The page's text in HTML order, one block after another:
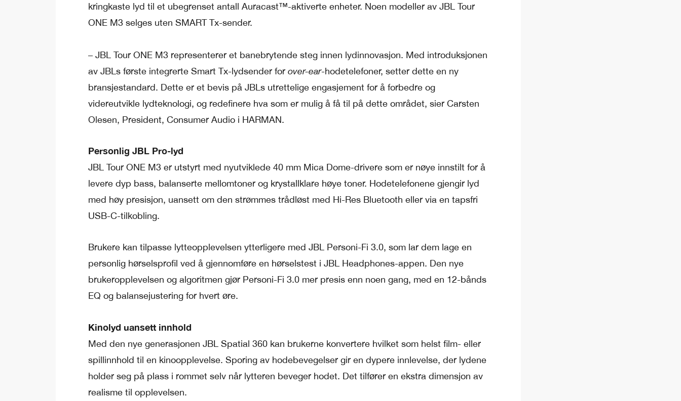
kringkaste lyd til et ubegrenset antall Auracast™-aktiverte enheter. Noen modeller av JBL Tour
ONE M3 selges uten SMART Tx-sender.
– JBL Tour ONE M3 representerer et banebrytende steg innen lydinnovasjon. Med introduksjonen
av JBLs første integrerte Smart Tx-lydsender for over-ear-hodetelefoner, setter dette en ny
bransjestandard. Dette er et bevis på JBLs utrettelige engasjement for å forbedre og
videreutvikle lydteknologi, og redefinere hva som er mulig å få til på dette området, sier Carsten
Olesen, President, Consumer Audio i HARMAN.
Personlig JBL Pro-lyd
JBL Tour ONE M3 er utstyrt med nyutviklede 40 mm Mica Dome-drivere som er nøye innstilt for å
levere dyp bass, balanserte mellomtoner og krystallklare høye toner. Hodetelefonene gjengir lyd
med høy presisjon, uansett om den strømmes trådløst med Hi-Res Bluetooth eller via en tapsfri
USB-C-tilkobling.
Brukere kan tilpasse lytteopplevelsen ytterligere med JBL Personi-Fi 3.0, som lar dem lage en
personlig hørselsprofil ved å gjennomføre en hørselstest i JBL Headphones-appen. Den nye
brukeropplevelsen og algoritmen gjør Personi-Fi 3.0 mer presis enn noen gang, med en 12-bånds
EQ og balansejustering for hvert øre.
Kinolyd uansett innhold
Med den nye generasjonen JBL Spatial 360 kan brukerne konvertere hvilket som helst film- eller
spillinnhold til en kinoopplevelse. Sporing av hodebevegelser gir en dypere innlevelse, der lydene
holder seg på plass i rommet selv når lytteren beveger hodet. Det tilfører en ekstra dimensjon av
realisme til opplevelsen.